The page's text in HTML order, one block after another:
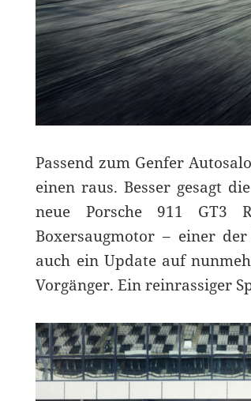
Passend zum Genfer
einen raus. Besser gesagt
neue Porsche 911 GT3
Boxersaugmotor – einer
auch ein Update auf
Vorgänger. Ein reinrassiger